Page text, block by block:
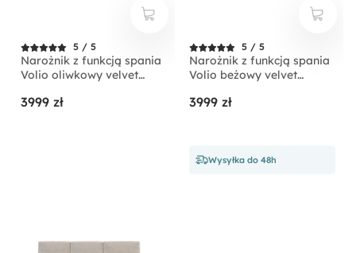
5 / 5
Narożnik z funkcją spania
Volio oliwkowy velvet
3999 zł
5 / 5
Narożnik z funkcją spania
Volio beżowy velvet
3999 zł
Wysyłka do 48h